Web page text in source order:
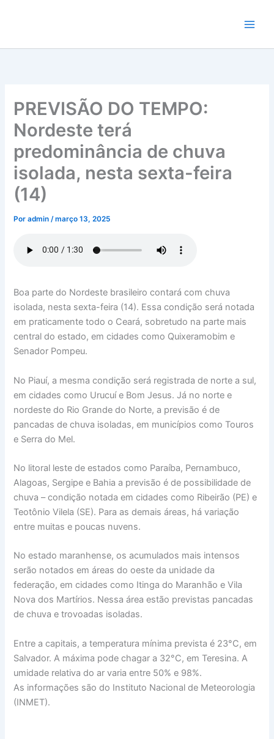
conteúdo
PREVISÃO DO TEMPO:
Nordeste terá
predominância de chuva
isolada, nesta sexta-feira
(14)
Poradmin/março 13, 2025
Boa parte do Nordeste brasileiro contará com chuva
isolada, nesta sexta-feira (14). Essa condição será notada
em praticamente todo o Ceará, sobretudo na parte mais
central do estado, em cidades como Quixeramobim e
Senador Pompeu.
No Piauí, a mesma condição será registrada de norte a sul,
em cidades como Urucuí e Bom Jesus. Já no norte e
nordeste do Rio Grande do Norte, a previsão é de
pancadas de chuva isoladas, em municípios como Touros
e Serra do Mel.
No litoral leste de estados como Paraíba, Pernambuco,
Alagoas, Sergipe e Bahia a previsão é de possibilidade de
chuva – condição notada em cidades como Ribeirão (PE) e
Teotônio Vilela (SE). Para as demais áreas, há variação
entre muitas e poucas nuvens.
No estado maranhense, os acumulados mais intensos
serão notados em áreas do oeste da unidade da
federação, em cidades como Itinga do Maranhão e Vila
Nova dos Martírios. Nessa área estão previstas pancadas
de chuva e trovoadas isoladas.
Entre a capitais, a temperatura mínima prevista é 23°C, em
Salvador. A máxima pode chagar a 32°C, em Teresina. A
umidade relativa do ar varia entre 50% e 98%.
As informações são do Instituto Nacional de Meteorologia
(INMET).